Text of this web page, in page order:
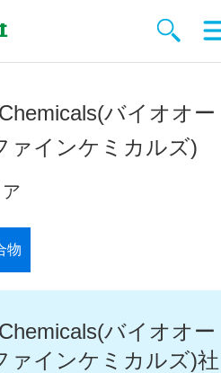
バイオオー
インケミカルズ)
物
バイオオー
インケミカルズ)社